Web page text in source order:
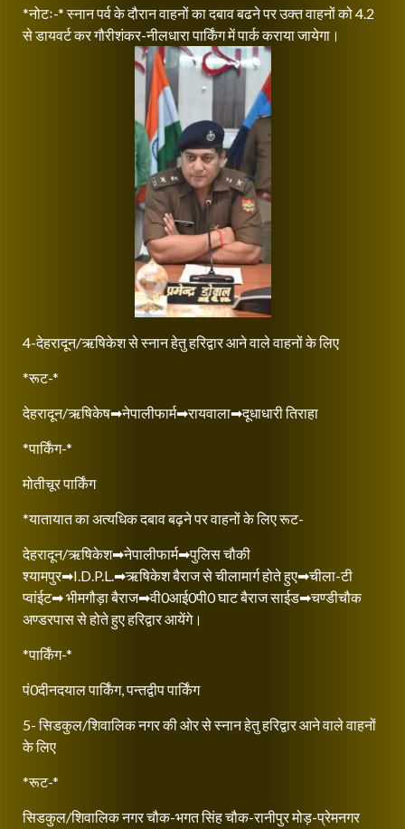
*नोटः-* स्नान पर्व के दौरान वाहनों का दबाव बढने पर उक्त वाहनों को 4.2
से डायवर्ट कर गौरीशंकर-नीलधारा पार्किंग में पार्क कराया जायेगा।
4-देहरादून/ऋषिकेश से स्नान हेतु हरिद्वार आने वाले वाहनों के लिए
*रूट-*
देहरादून/ऋषिकेष➡नेपालीफार्म➡रायवाला➡दूधाधारी तिराहा
*पार्किंग-*
मोतीचूर पार्किंग
*यातायात का अत्यधिक दबाव बढ़ने पर वाहनों के लिए रूट-
देहरादून/ऋषिकेश➡नेपालीफार्म➡पुलिस चौकी
श्यामपुर➡I.D.P.L.➡ऋषिकेश बैराज से चीलामार्ग होते हुए➡चीला-टी
प्वांईट➡ भीमगौड़ा बैराज➡वी0आई0पी0 घाट बैराज साईड➡चण्डीचौक
अण्डरपास से होते हुए हरिद्वार आयेंगे।
*पार्किंग-*
पं0दीनदयाल पार्किंग, पन्तद्वीप पार्किंग
5- सिडकुल/शिवालिक नगर की ओर से स्नान हेतु हरिद्वार आने वाले वाहनों
के लिए
*रूट-*
सिडकुल/शिवालिक नगर चौक-भगत सिंह चौक-रानीपुर मोड़-प्रेमनगर